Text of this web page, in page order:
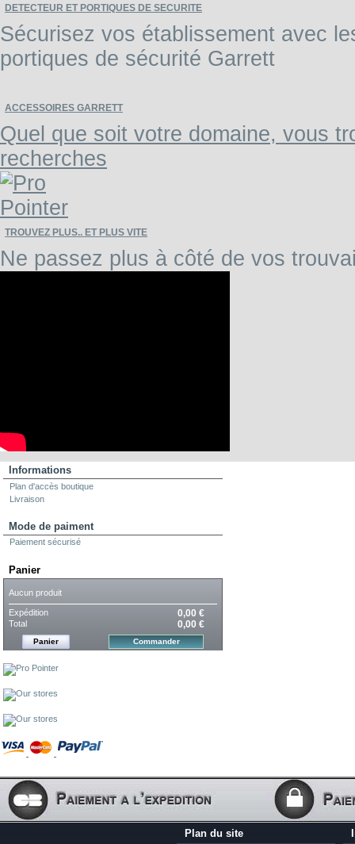
DETECTEUR ET PORTIQUES DE SECURITE
Sécurisez vos établissement avec
portiques de sécurité Garrett
ACCESSOIRES GARRETT
Quel que soit votre domaine, vous
recherches
TROUVEZ PLUS.. ET PLUS VITE
Ne passez plus à côté de vos
Informations
Plan d'accès boutique
Livraison
Mode de paiment
Paiement sécurisé
Panier
Aucun produit
Expédition 0,00 €
Total 0,00 €
Panier Commander
Plan du site